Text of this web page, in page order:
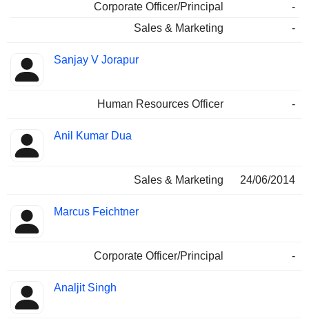
Corporate Officer/Principal
-
Sales & Marketing
-
Sanjay V Jorapur
Human Resources Officer -
Anil Kumar Dua
Sales & Marketing 24/06/2014
Marcus Feichtner
Corporate Officer/Principal -
Analjit Singh